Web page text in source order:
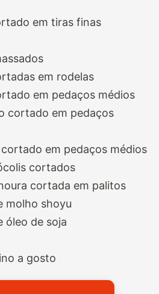
em tiras finas
em rodelas
em pedaços médios
cortado em pedaços
em pedaços médios
cortados
cortada em palitos
molho shoyu
óleo de soja
a gosto